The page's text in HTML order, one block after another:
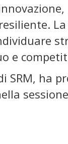
e
SRM, ha